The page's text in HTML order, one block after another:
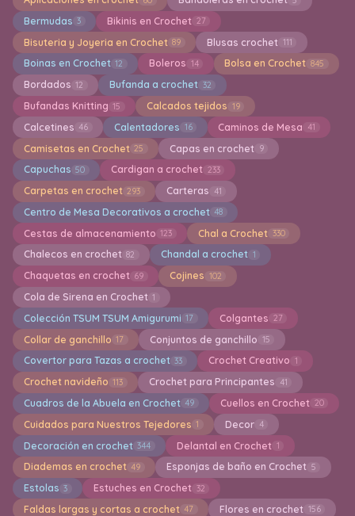
Bermudas 3 Bikinis en Crochet 27
Bisuteria y Joyeria en Crochet 89 Blusas crochet 111
Boinas en Crochet 12 Boleros 14 Bolsa en Crochet 845
Bordados 12 Bufanda a crochet 32
Bufandas Knitting 15 Calcados tejidos 19
Calcetines 46 Calentadores 16 Caminos de Mesa 41
Camisetas en Crochet 25 Capas en crochet 9
Capuchas 50 Cardigan a crochet 233
Carpetas en crochet 293 Carteras 41
Centro de Mesa Decorativos a crochet 48
Cestas de almacenamiento 123 Chal a Crochet 330
Chalecos en crochet 82 Chandal a crochet 1
Chaquetas en crochet 69 Cojines 102
Cola de Sirena en Crochet 1
Colección TSUM TSUM Amigurumi 17 Colgantes 27
Collar de ganchillo 17 Conjuntos de ganchillo 15
Covertor para Tazas a crochet 33 Crochet Creativo 1
Crochet navideño 113 Crochet para Principantes 41
Cuadros de la Abuela en Crochet 49 Cuellos en Crochet 20
Cuidados para Nuestros Tejedores 1 Decor 4
Decoración en crochet 344 Delantal en Crochet 1
Diademas en crochet 49 Esponjas de baño en Crochet 5
Estolas 3 Estuches en Crochet 32
Faldas largas y cortas a crochet 47 Flores en crochet 156